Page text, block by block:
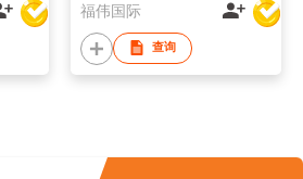
福伟国际
查询